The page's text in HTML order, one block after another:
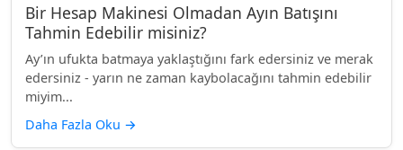
Bir Hesap Makinesi Olmadan Ayın Batışını
Tahmin Edebilir misiniz?
Ay’ın ufukta batmaya yaklaştığını fark edersiniz ve merak
edersiniz - yarın ne zaman kaybolacağını tahmin edebilir
miyim...
Daha Fazla Oku →